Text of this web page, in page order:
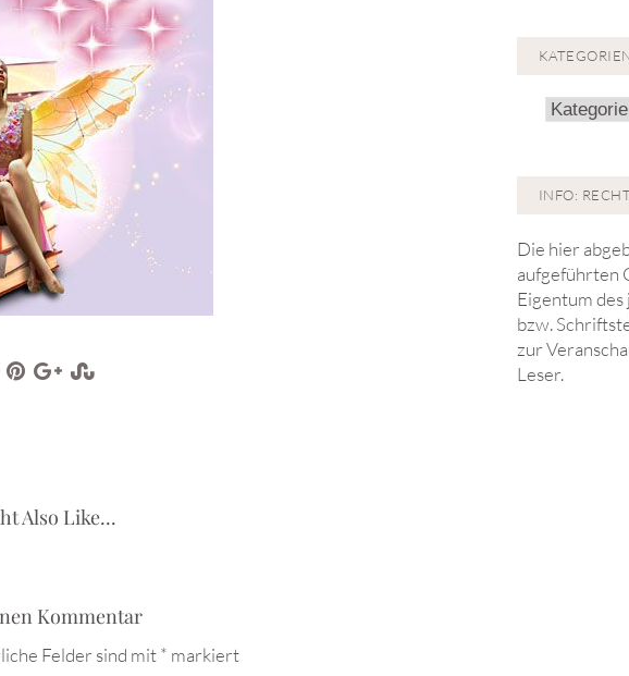
Also Like...
Kommentar
Felder sind mit* markiert
Kategorien
INFO:
Die hier
aufgeführten
Eigentum
bzw.
zur
Leser.